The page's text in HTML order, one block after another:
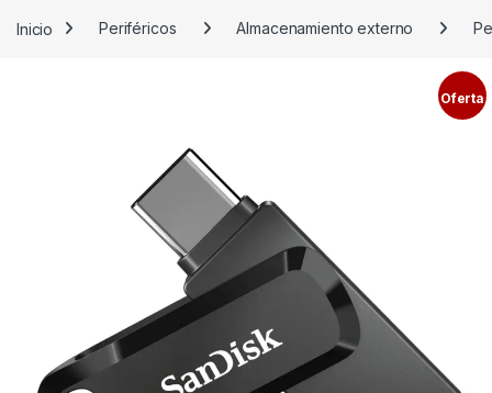
Inicio Periféricos Almacenamiento externo
Oferta